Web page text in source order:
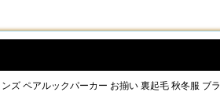
ズ ペアルックパーカー お揃い 裏起毛 秋冬服 ブラ